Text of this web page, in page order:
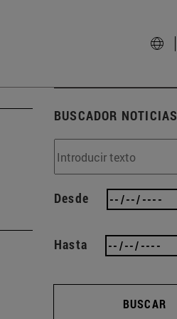
BUSCADOR NOTICIAS
Desde
Hasta
BUSCAR